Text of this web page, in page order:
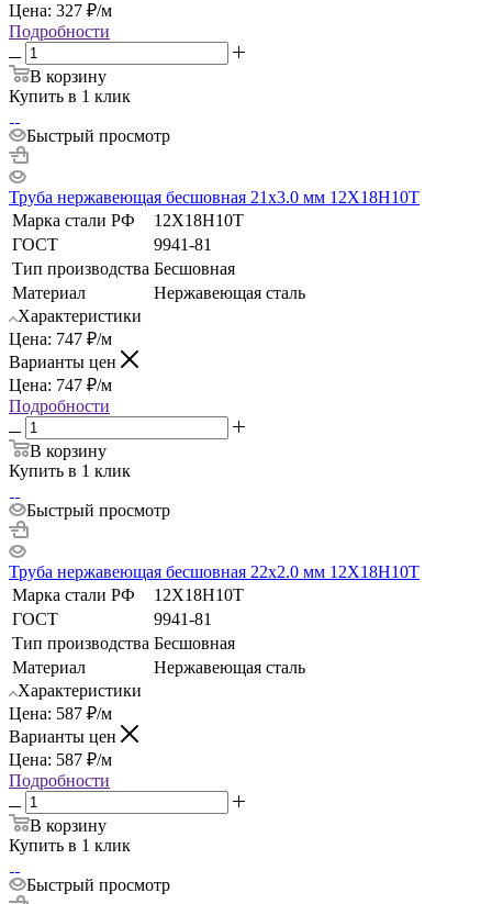
Цена: 327 ₽/м
Подробности
В корзину
Купить в 1 клик
Быстрый просмотр
Труба нержавеющая бесшовная 21х3.0 мм 12Х18Н10Т
Марка стали РФ
12Х18Н10Т
ГОСТ
9941-81
Тип производства Бесшовная
Материал
Нержавеющая сталь
Характеристики
Цена: 747 ₽/м
Варианты цен
Цена: 747 ₽/м
Подробности
В корзину
Купить в 1 клик
Быстрый просмотр
Труба нержавеющая бесшовная 22х2.0 мм 12Х18Н10Т
Марка стали РФ
12Х18Н10Т
ГОСТ
9941-81
Тип производства Бесшовная
Материал
Нержавеющая сталь
Характеристики
Цена: 587 ₽/м
Варианты цен
Цена: 587 ₽/м
Подробности
В корзину
Купить в 1 клик
Быстрый просмотр